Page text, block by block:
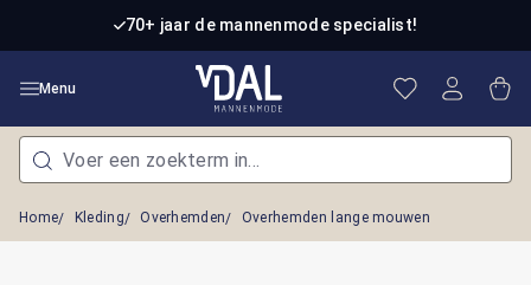
Ga naar de hoofdinhoud70+ jaar de mannenmode specialist!
Menu Je hebt 0
Home Kleding Overhemden Overhemden lange mouwen